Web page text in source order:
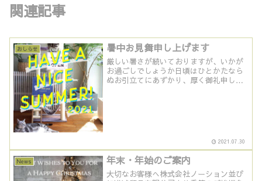
関連記事
おしらせ 暑中お見舞申し上げます
厳しい暑さが続いておりますが、いかが
お過ごしでしょうか日頃はひとかたなら
ぬお引立てにあずかり、厚く御礼申し上
2021.07.30
News 年末・年始のご案内
大切なお客様へ株式会社ノーション並び